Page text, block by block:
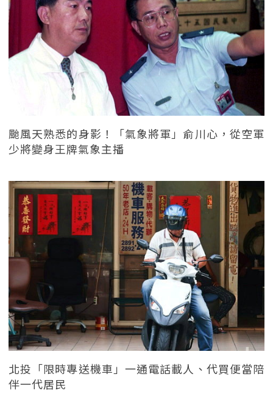
颱風天熟悉的身影！「氣象將軍」俞川心，從空軍
少將變身王牌氣象主播
北投「限時專送機車」一通電話載人、代買便當陪
伴一代居民